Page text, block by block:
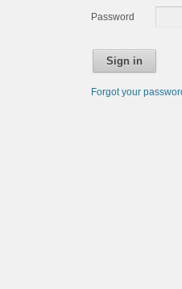
Password
Sign in
Forgot your